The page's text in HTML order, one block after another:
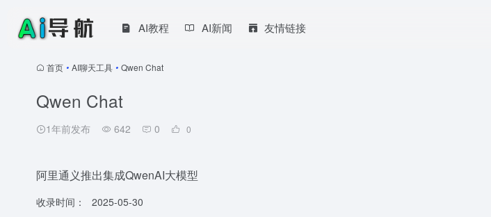
AI教程 AI新闻 友情链接
首页 • AI聊天工具 • Qwen Chat
Qwen Chat
1年前发布 642 0 0
阿里通义推出集成QwenAI大模型
收录时间：
2025-05-30